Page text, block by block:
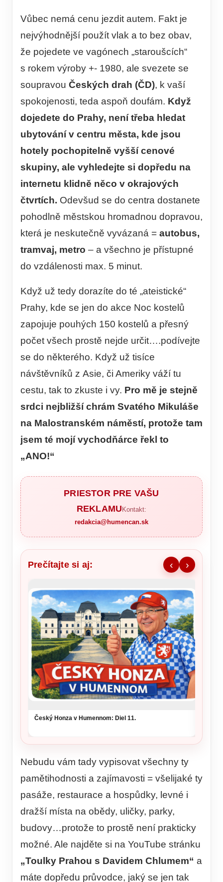
Vůbec nemá cenu jezdit autem. Fakt je
nejvýhodnější použít vlak a to bez obav,
že pojedete ve vagónech „staroušcích“
s rokem výroby +- 1980, ale svezete se
soupravou Českých drah (ČD), k vaší
spokojenosti, teda aspoň doufám. Když
dojedete do Prahy, není třeba hledat
ubytování v centru města, kde jsou
hotely pochopitelně vyšší cenové
skupiny, ale vyhledejte si dopředu na
internetu klidně něco v okrajových
čtvrtích. Odevšud se do centra dostanete
pohodlně městskou hromadnou dopravou,
která je neskutečně vyvázaná = autobus,
tramvaj, metro – a všechno je přístupné
do vzdálenosti max. 5 minut.
Když už tedy dorazíte do té „ateistické“
Prahy, kde se jen do akce Noc kostelů
zapojuje pouhých 150 kostelů a přesný
počet všech prostě nejde určit….podívejte
se do některého. Když už tisíce
návštěvníků z Asie, či Ameriky váží tu
cestu, tak to zkuste i vy. Pro mě je stejně
srdci nejbližší chrám Svatého Mikuláše
na Malostranském náměstí, protože tam
jsem té mojí vychodňárce řekl to
„ANO!“
PRIESTOR PRE VAŠU
REKLAMU Kontakt:
redakcia@humencan.sk
Prečítajte si aj: ‹ ›
Český Honza v Humennom: Diel 11.
Nebudu vám tady vypisovat všechny ty
pamětihodnosti a zajímavosti = všelijaké ty
pasáže, restaurace a hospůdky, levné i
dražší místa na obědy, uličky, parky,
budovy…protože to prostě není prakticky
možné. Ale najděte si na YouTube stránku
„Toulky Prahou s Davidem Chlumem“ a
máte dopředu průvodce, jaký se jen tak